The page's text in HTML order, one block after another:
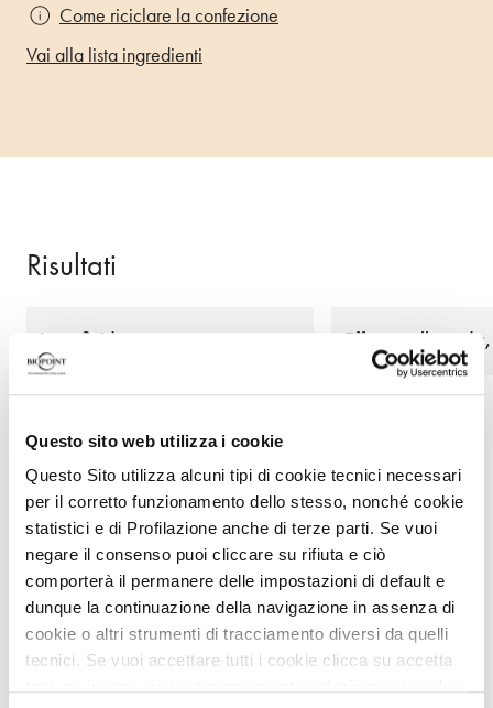
Questo sito web utilizza i cookie
Questo Sito utilizza alcuni tipi di cookie tecnici necessari
per il corretto funzionamento dello stesso, nonché cookie
statistici e di Profilazione anche di terze parti. Se vuoi
negare il consenso puoi cliccare su rifiuta e ciò
comporterà il permanere delle impostazioni di default e
dunque la continuazione della navigazione in assenza di
cookie o altri strumenti di tracciamento diversi da quelli
tecnici. Se vuoi accettare tutti i cookie clicca su accetta
Come riciclare la confezione
Vai alla lista ingredienti
Risultati
Latte fluido, evanescente e
avvolgente
Effetto pelle
Modo d'uso
Per una protezione altamente efficace, applicare